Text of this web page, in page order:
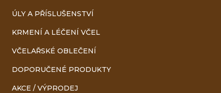
ÚLY A PŘÍSLUŠENSTVÍ
KRMENÍ A LÉČENÍ VČEL
VČELAŘSKÉ OBLEČENÍ
DOPORUČENÉ PRODUKTY
AKCE / VÝPRODEJ